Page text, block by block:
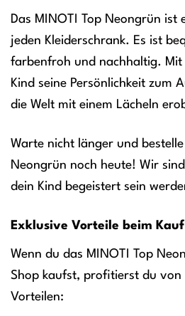
Das MINOTI Top Neongrün ist
jeden Kleiderschrank. Es ist
farbenfroh und nachhaltig. Mit
Kind seine Persönlichkeit zum
die Welt mit einem Lächeln
Warte nicht länger und
Neongrün noch heute! Wir
dein Kind begeistert sein
Exklusive Vorteile beim
Wenn du das MINOTI Top
Shop kaufst, profitierst du von
Vorteilen: